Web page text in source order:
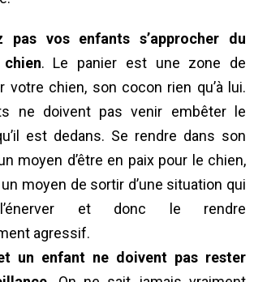
pas vos enfants s’approcher du
. Le panier est une zone de
votre chien, son cocon rien qu’à lui.
ne doivent pas venir embêter le
est dedans. Se rendre dans son
moyen d’être en paix pour le chien,
moyen de sortir d’une situation qui
et donc le rendre
agressif.
un enfant ne doivent pas rester